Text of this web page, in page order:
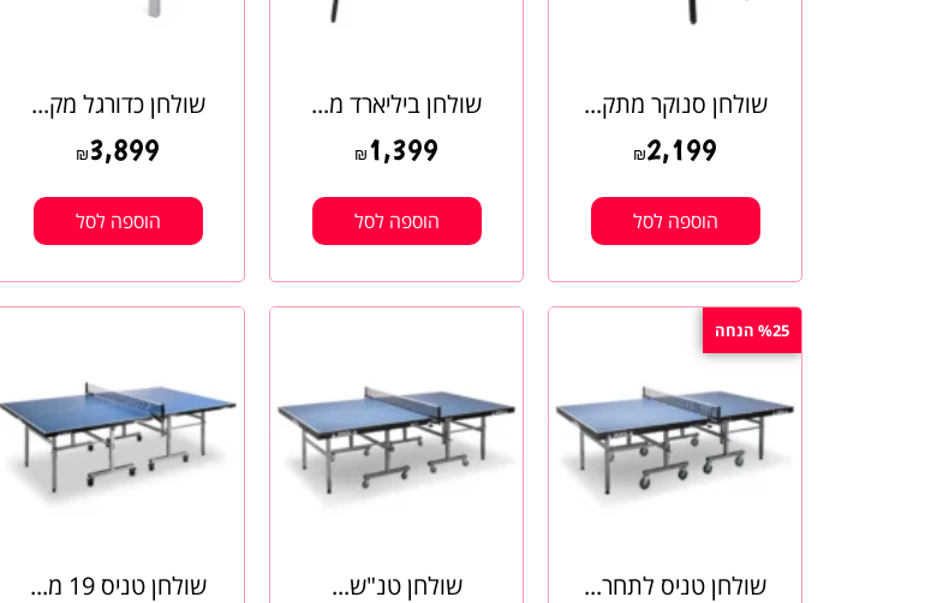
שולחן סנוקר מתק...
₪2,199
הוספה לסל
שולחן ביליארד מ...
₪ 1,399
הוספה לסל
שולחן כדורגל מק...
₪3,899
הוספה לסל
%25 הנחה
שולחן טניס לתחר... שולחן טנ"ש... שולחן טניס 19 מ...